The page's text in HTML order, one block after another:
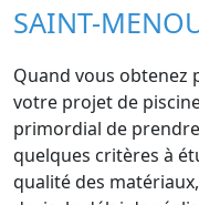
SAINT-
Quand vous obtenez
votre projet de
primordial de
quelques critères à
qualité des